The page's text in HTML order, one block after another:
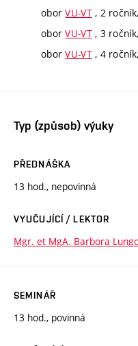
oborVU-VT, 2
oborVU-VT, 3
oborVU-VT, 4
Typ (způsob) výuky
PŘEDNÁŠKA
13 hod., nepovinná
VYUČUJÍCÍ / LEKTOR
Mgr. et MgA. Barbora
SEMINÁŘ
13 hod., povinná